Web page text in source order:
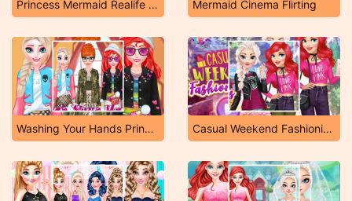
Princess Mermaid Realife Shopping Mermaid Cinema Flirting
Washing Your Hands Princess Casual Weekend Fashionistas